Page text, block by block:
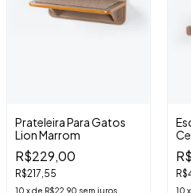
Prateleira Para Gatos
Lion Marrom
R$229,00
R$217,55
10 xde R$22,90 sem juros 10